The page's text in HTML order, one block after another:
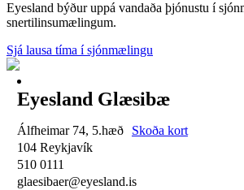
Eyesland býður uppá vandaða þjónustu í
snertilinsumælingum.
Sjá lausa tíma í sjónmælingu
Eyesland Glæsibæ
Álfheimar 74, 5.hæð
Skoða kort
104 Reykjavík
510 0111
glaesibaer@eyesland.is